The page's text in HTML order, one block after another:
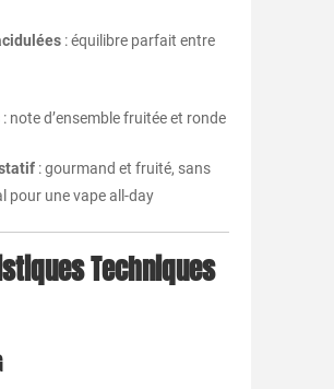
: équilibre parfait entre
: note d’ensemble fruitée et ronde
: gourmand et fruité, sans
pour une vape all-day
Techniques